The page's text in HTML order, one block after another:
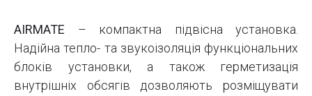
AIRMATE – компактна підвісна установка.
Надійна тепло- та звукоізоляція функціональних
блоків установки, а також герметизація
внутрішніх обсягів дозволяють розміщувати